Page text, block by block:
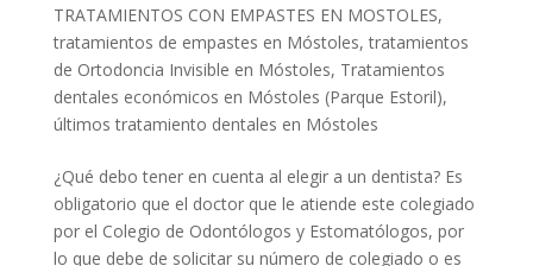
TRATAMIENTOS CON EMPASTES EN MOSTOLES,
tratamientos de empastes en Móstoles,tratamientos
de Ortodoncia Invisible en Móstoles, Tratamientos
dentales económicos en Móstoles (Parque Estoril),
últimos tratamiento dentales en Móstoles
¿Qué debo tener en cuenta al elegir a un dentista? Es
obligatorio que el doctor que le atiende este colegiado
por el Colegio de Odontólogos y Estomatólogos, por
lo que debe de solicitar su número de colegiado o es